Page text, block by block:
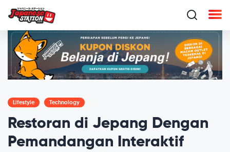
Lifestyle Technology
Restoran di Jepang Dengan
Pemandangan Interaktif